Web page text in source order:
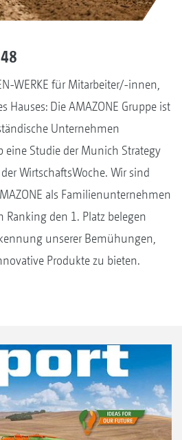
WERKE für Mitarbeiter/-innen,
Hauses: Die AMAZONE Gruppe ist
Unternehmen
eine Studie der Munich Strategy
WirtschaftsWoche. Wir sind
als Familienunternehmen
Ranking den 1. Platz belegen
unserer Bemühungen,
Produkte zu bieten.